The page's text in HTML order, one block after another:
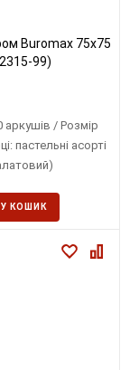
Buromax 75х75
99)
/ Розмір
пастельні асорті
У КОШИК